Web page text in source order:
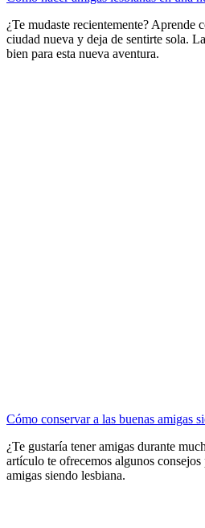
¿Te mudaste recientemente? Aprende
ciudad nueva y deja de sentirte sola.
bien para esta nueva aventura.
Cómo conservar a las buenas amigas
¿Te gustaría tener amigas durante
artículo te ofrecemos algunos consejos
amigas siendo lesbiana.